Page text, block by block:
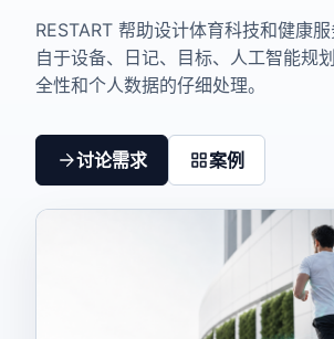
RESTART 帮助设计体育科技和健康
自于设备、日记、目标、人工智能规
全性和个人数据的仔细处理。
讨论需求 案例